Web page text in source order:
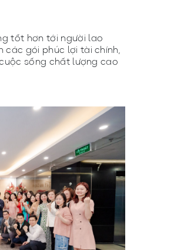
tốt hơn tới người lao
các gói phúc lợi tài chính,
sống chất lượng cao